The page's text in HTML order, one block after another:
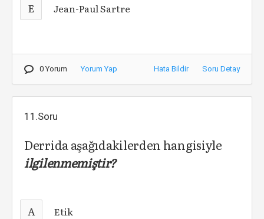
E Jean-Paul Sartre
0 Yorum Yorum Yap Hata Bildir Soru Detay
11.Soru
Derrida aşağıdakilerden hangisiyle
ilgilenmemiştir?
A Etik